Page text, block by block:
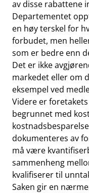
av disse rabattene
Departementet
en høy terskel for
forbudet, men
som er bedre enn
Det er ikke
markedet eller om
eksempel ved
Videre er
begrunnet med
dokumenteres av
må være
sammenheng
kvalifiserer til
Saken gir en